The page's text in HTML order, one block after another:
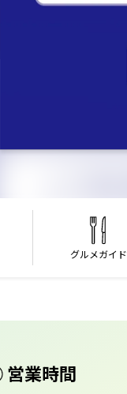
グルメガイド
営業時間